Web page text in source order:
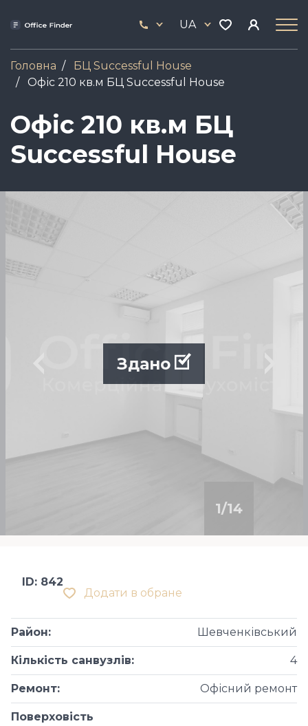
17
UA
Головна
БЦ Successful House
Офіс 210 кв.м БЦ Successful House
Офіс 210 кв.м БЦ
Successful House
1/14
Здано
Додати в обране
ID: 842
Район: Шевченківський
Кількість санвузлів: 4
Ремонт: Офісний ремонт
Поверховість